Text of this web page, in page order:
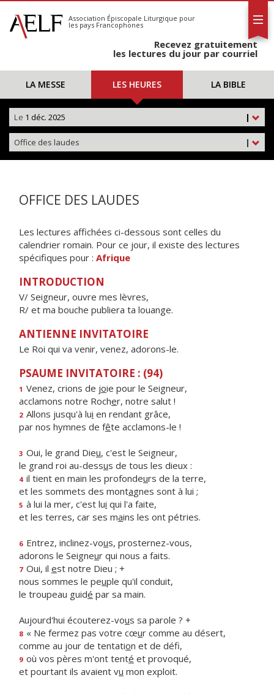
S'abonner
Calendrier
Association Épiscopale Liturgique pour
les pays Francophones
Recevez gratuitement
les lectures du jour par courriel
LA MESSE LES HEURES LA BIBLE
|
Le 1 déc. 2025
|
Office des laudes
OFFICE DES LAUDES
Les lectures affichées ci-dessous sont celles du
calendrier romain. Pour ce jour, il existe des lectures
spécifiques pour : Afrique
INTRODUCTION
V/ Seigneur, ouvre mes lèvres,
R/ et ma bouche publiera ta louange.
ANTIENNE INVITATOIRE
Le Roi qui va venir, venez, adorons-le.
PSAUME INVITATOIRE : (94)
1 Venez, crions de joie pour le Seigneur,
acclamons notre Rocher, notre salut !
2 Allons jusqu'à lui en rendant grâce,
par nos hymnes de fête acclamons-le !
3 Oui, le grand Dieu, c'est le Seigneur,
le grand roi au-dessus de tous les dieux :
4 il tient en main les profondeurs de la terre,
et les sommets des montagnes sont à lui ;
5 à lui la mer, c'est lui qui l'a faite,
et les terres, car ses mains les ont pétries.
6 Entrez, inclinez-vous, prosternez-vous,
adorons le Seigneur qui nous a faits.
7 Oui, il est notre Dieu ; +
nous sommes le peuple qu'il conduit,
le troupeau guidé par sa main.
Aujourd'hui écouterez-vous sa parole ? +
8 « Ne fermez pas votre cœur comme au désert,
comme au jour de tentation et de défi,
9 où vos pères m'ont tenté et provoqué,
et pourtant ils avaient vu mon exploit.